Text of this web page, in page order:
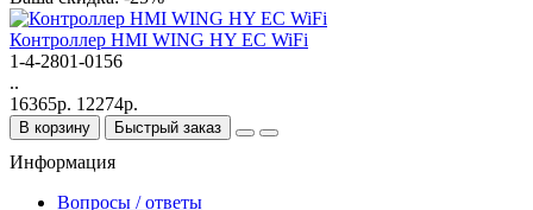
Контроллер HMI WING HY EC WiFi
1-4-2801-0156
..
16365р. 12274р.
В корзину Быстрый заказ
Информация
Вопросы / ответы